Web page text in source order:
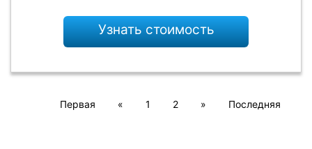
Узнать стоимость
Первая « 1 2 » Последняя